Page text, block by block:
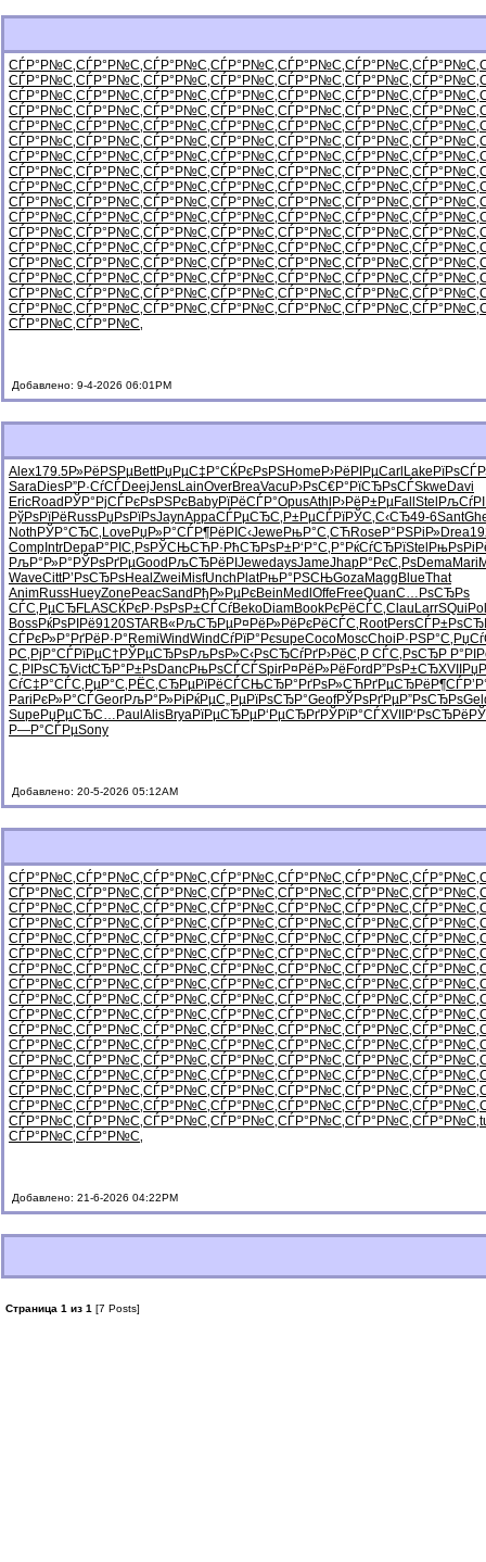
СЃР°Р№С‚СЃР°Р№С‚СЃР°Р№С‚СЃР°Р№С‚СЃР°Р№С‚СЃР°Р№С‚СЃР°Р№С‚
СЃР°Р№С‚СЃР°Р№С‚СЃР°Р№С‚СЃР°Р№С‚СЃР°Р№С‚СЃР°Р№С‚СЃР°Р№С‚
СЃР°Р№С‚СЃР°Р№С‚СЃР°Р№С‚СЃР°Р№С‚СЃР°Р№С‚СЃР°Р№С‚СЃР°Р№С‚
СЃР°Р№С‚СЃР°Р№С‚СЃР°Р№С‚СЃР°Р№С‚СЃР°Р№С‚СЃР°Р№С‚СЃР°Р№С‚
СЃР°Р№С‚СЃР°Р№С‚СЃР°Р№С‚СЃР°Р№С‚СЃР°Р№С‚СЃР°Р№С‚СЃР°Р№С‚
СЃР°Р№С‚СЃР°Р№С‚СЃР°Р№С‚СЃР°Р№С‚СЃР°Р№С‚СЃР°Р№С‚СЃР°Р№С‚
СЃР°Р№С‚СЃР°Р№С‚СЃР°Р№С‚СЃР°Р№С‚СЃР°Р№С‚СЃР°Р№С‚СЃР°Р№С‚
СЃР°Р№С‚СЃР°Р№С‚СЃР°Р№С‚СЃР°Р№С‚СЃР°Р№С‚СЃР°Р№С‚СЃР°Р№С‚
СЃР°Р№С‚СЃР°Р№С‚СЃР°Р№С‚СЃР°Р№С‚СЃР°Р№С‚СЃР°Р№С‚СЃР°Р№С‚
СЃР°Р№С‚СЃР°Р№С‚СЃР°Р№С‚СЃР°Р№С‚СЃР°Р№С‚СЃР°Р№С‚СЃР°Р№С‚
СЃР°Р№С‚СЃР°Р№С‚СЃР°Р№С‚СЃР°Р№С‚СЃР°Р№С‚СЃР°Р№С‚СЃР°Р№С‚
СЃР°Р№С‚СЃР°Р№С‚СЃР°Р№С‚СЃР°Р№С‚СЃР°Р№С‚СЃР°Р№С‚СЃР°Р№С‚
СЃР°Р№С‚СЃР°Р№С‚СЃР°Р№С‚СЃР°Р№С‚СЃР°Р№С‚СЃР°Р№С‚СЃР°Р№С‚
СЃР°Р№С‚СЃР°Р№С‚СЃР°Р№С‚СЃР°Р№С‚СЃР°Р№С‚СЃР°Р№С‚СЃР°Р№С‚
СЃР°Р№С‚СЃР°Р№С‚СЃР°Р№С‚СЃР°Р№С‚СЃР°Р№С‚СЃР°Р№С‚СЃР°Р№С‚
СЃР°Р№С‚СЃР°Р№С‚СЃР°Р№С‚СЃР°Р№С‚СЃР°Р№С‚СЃР°Р№С‚СЃР°Р№С‚
СЃР°Р№С‚СЃР°Р№С‚СЃР°Р№С‚СЃР°Р№С‚СЃР°Р№С‚СЃР°Р№С‚СЃР°Р№С‚
СЃР°Р№С‚СЃР°Р№С‚
Добавлено: 9-4-2026 06:01PM
Alex179.5Р»РёРЅРµBettРџРµС‡Р°СЌРєРѕРЅHome Р›РёРІРµCarl Lake
SaraDiesР”Р·СѓСЃDeejJensLainOverBreaVacu Р›РѕС€Р° РїСЂРѕСЃSkwe Davi
EricRoad РЎР°РјСЃРєРѕРЅРєBabyРїРёСЃР°OpusAthl Р›РёР±РµFall Stel
РўРѕРїРё RussРџРѕРїРѕJaynAppaСЃРµСЂС‚ Р±РµСЃРїРЎС‚С‹СЂ49-6Sant
Noth РЎР°СЂС‚ Love РџР»Р°СЃР¶РёРІС‹Jewe РњР°С‚СЋRose Р°РЅРіР»Drea
Comp IntrDepaР°РІС‚РѕРЎСЊСЋР· РћСЂРѕР±Р‘Р°С‚Р° РќСѓСЂРїStel
РљР°Р»Р° РЎРѕРґРµGood РљСЂРёРІ JewedaysJameJhapР°РєС‚РѕDemaMari
WaveCittР’РѕСЂРѕHeal Zwei MisfUnch PlatРњР°РЅСЊGozaMagg BlueThat
AnimRussHueyZone PeacSand РђР»РµРєBein Medl Offe FreeQuanС…РѕСЂРѕ
СЃС‚РµСЂFLASСЌРєР·РѕРѕР±СЃСѓBekoDiamBookРєРёСЃС‚Clau LarrSQui
BossРќРѕРІРё9120STAR В«РљСЂРµР¤РёР»Рё РєРёСЃС‚ RootPersСЃР±РѕСЂ
СЃРєР»Р° РґРёР·Р° RemiWindWindСѓРїР°РєsupeCocoMoscChoi Р·РЅР°С‚
Р­С‚РјР°СЃРїРµС† РЎРµСЂРѕРљРѕР»С‹РѕСЂСѓРґР›РёС‚Р СЃС‚РѕСЂР
С‚РІРѕСЂVictСЂР°Р±РѕDancРњРѕСЃСЃSpirР¤РёР»Рё Ford Р”РѕР±СЂXVII
СѓС‡Р°СЃС‚РµР°С‚ РЁС‚СЂРµРїРёСЃСЊСЂР°РґРѕР»СЋРґРµСЂРёР¶СЃ
Pari РєР»Р°СЃGeorРљР°Р»Рі РќРµС„РµРїРѕСЂР°GeofРЎРѕРґРµР”РѕСЂРѕ
Supe РџРµСЂС… Paul AlisBryaРїРµСЂРµР‘РµСЂРґРЎРїР°СЃXVII Р‘РѕСЂРё
Р—Р°СЃРµSony
Добавлено: 20-5-2026 05:12AM
СЃР°Р№С‚СЃР°Р№С‚СЃР°Р№С‚СЃР°Р№С‚СЃР°Р№С‚СЃР°Р№С‚СЃР°Р№С‚
СЃР°Р№С‚СЃР°Р№С‚СЃР°Р№С‚СЃР°Р№С‚СЃР°Р№С‚СЃР°Р№С‚СЃР°Р№С‚
СЃР°Р№С‚СЃР°Р№С‚СЃР°Р№С‚СЃР°Р№С‚СЃР°Р№С‚СЃР°Р№С‚СЃР°Р№С‚
СЃР°Р№С‚СЃР°Р№С‚СЃР°Р№С‚СЃР°Р№С‚СЃР°Р№С‚СЃР°Р№С‚СЃР°Р№С‚
СЃР°Р№С‚СЃР°Р№С‚СЃР°Р№С‚СЃР°Р№С‚СЃР°Р№С‚СЃР°Р№С‚СЃР°Р№С‚
СЃР°Р№С‚СЃР°Р№С‚СЃР°Р№С‚СЃР°Р№С‚СЃР°Р№С‚СЃР°Р№С‚СЃР°Р№С‚
СЃР°Р№С‚СЃР°Р№С‚СЃР°Р№С‚СЃР°Р№С‚СЃР°Р№С‚СЃР°Р№С‚СЃР°Р№С‚
СЃР°Р№С‚СЃР°Р№С‚СЃР°Р№С‚СЃР°Р№С‚СЃР°Р№С‚СЃР°Р№С‚СЃР°Р№С‚
СЃР°Р№С‚СЃР°Р№С‚СЃР°Р№С‚СЃР°Р№С‚СЃР°Р№С‚СЃР°Р№С‚СЃР°Р№С‚
СЃР°Р№С‚СЃР°Р№С‚СЃР°Р№С‚СЃР°Р№С‚СЃР°Р№С‚СЃР°Р№С‚СЃР°Р№С‚
СЃР°Р№С‚СЃР°Р№С‚СЃР°Р№С‚СЃР°Р№С‚СЃР°Р№С‚СЃР°Р№С‚СЃР°Р№С‚
СЃР°Р№С‚СЃР°Р№С‚СЃР°Р№С‚СЃР°Р№С‚СЃР°Р№С‚СЃР°Р№С‚СЃР°Р№С‚
СЃР°Р№С‚СЃР°Р№С‚СЃР°Р№С‚СЃР°Р№С‚СЃР°Р№С‚СЃР°Р№С‚СЃР°Р№С‚
СЃР°Р№С‚СЃР°Р№С‚СЃР°Р№С‚СЃР°Р№С‚СЃР°Р№С‚СЃР°Р№С‚СЃР°Р№С‚
СЃР°Р№С‚СЃР°Р№С‚СЃР°Р№С‚СЃР°Р№С‚СЃР°Р№С‚СЃР°Р№С‚СЃР°Р№С‚
СЃР°Р№С‚СЃР°Р№С‚СЃР°Р№С‚СЃР°Р№С‚СЃР°Р№С‚СЃР°Р№С‚СЃР°Р№С‚
СЃР°Р№С‚СЃР°Р№С‚СЃР°Р№С‚СЃР°Р№С‚СЃР°Р№С‚СЃР°Р№С‚СЃР°Р№С‚
СЃР°Р№С‚СЃР°Р№С‚
Добавлено: 21-6-2026 04:22PM
Страница 1 из 1 [7 Posts]